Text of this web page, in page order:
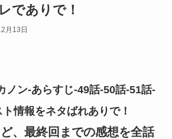
でありで！
月13日
ノン-あらすじ-49話-50話-51話-
情報をネタばれありで！
、最終回までの感想を全話